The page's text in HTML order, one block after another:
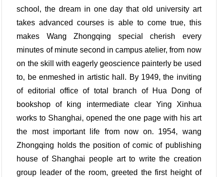
school, the dream in one day that old university art
takes advanced courses is able to come true, this
makes Wang Zhongqing special cherish every
minutes of minute second in campus atelier, from now
on the skill with eagerly geoscience painterly be used
to, be enmeshed in artistic hall. By 1949, the inviting
of editorial office of total branch of Hua Dong of
bookshop of king intermediate clear Ying Xinhua
works to Shanghai, opened the one page with his art
the most important life from now on. 1954, wang
Zhongqing holds the position of comic of publishing
house of Shanghai people art to write the creation
group leader of the room, greeted the first height of